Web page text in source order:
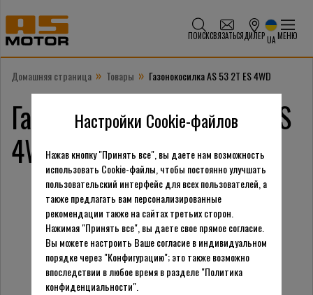
ПОИСКСВЯЗАТЬСЯДИЛЕР UA МЕНЮ
Домашняя страница » Товары » Газонокосилка AS 53 2T ES 4WD
Газонокосилка AS 53 2T ES
4WD
Настройки Cookie-файлов
Нажав кнопку "Принять все", вы даете нам возможность
использовать Cookie-файлы, чтобы постоянно улучшать
пользовательский интерфейс для всех пользователей, а
также предлагать вам персонализированные
рекомендации также на сайтах третьих сторон.
Нажимая "Принять все", вы даете свое прямое согласие.
Вы можете настроить Ваше согласие в индивидуальном
порядке через "Конфигурацию"; это также возможно
впоследствии в любое время в разделе "Политика
конфиденциальности".